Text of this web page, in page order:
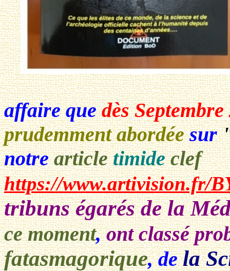
affaire quedès Septembre
prudemment abordéesur
notrearticletimideclef
https://www.artivision.fr/
tribuns égarés de la
ce moment,ont classé
fatasmagorique, dela